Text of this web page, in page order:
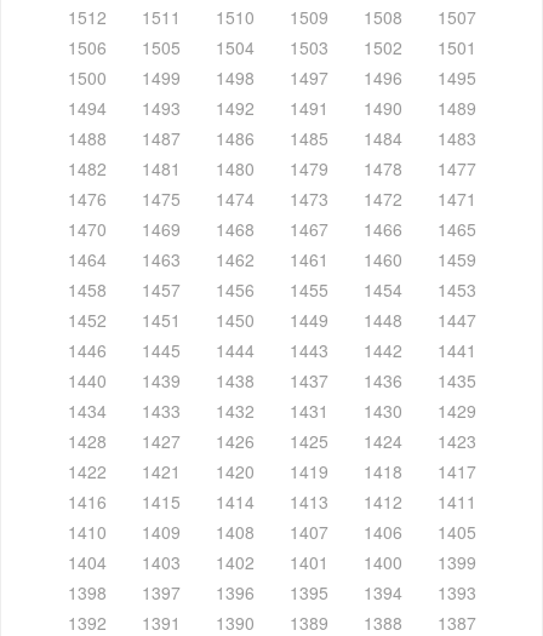
1512
1511 1510 1509 1508
1507
1506
1505 1504 1503 1502
1501
1500
1499 1498 1497 1496
1495
1494
1493 1492 1491 1490
1489
1488
1487 1486 1485 1484
1483
1482
1481 1480 1479 1478
1477
1476
1475 1474 1473 1472
1471
1470
1469 1468 1467 1466
1465
1464
1463 1462 1461 1460
1459
1458
1457 1456 1455 1454
1453
1452
1451 1450 1449 1448
1447
1446
1445 1444 1443 1442
1441
1440
1439 1438 1437 1436
1435
1434
1433 1432 1431 1430
1429
1428
1427 1426 1425 1424
1423
1422
1421 1420 1419 1418
1417
1416
1415 1414 1413 1412
1411
1410
1409 1408 1407 1406
1405
1404
1403 1402 1401 1400
1399
1398
1397 1396 1395 1394
1393
1392
1391 1390 1389 1388
1387